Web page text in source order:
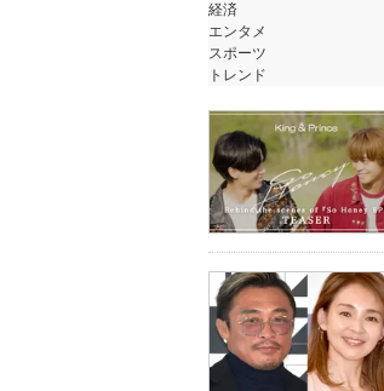
経済
エンタメ
スポーツ
トレンド